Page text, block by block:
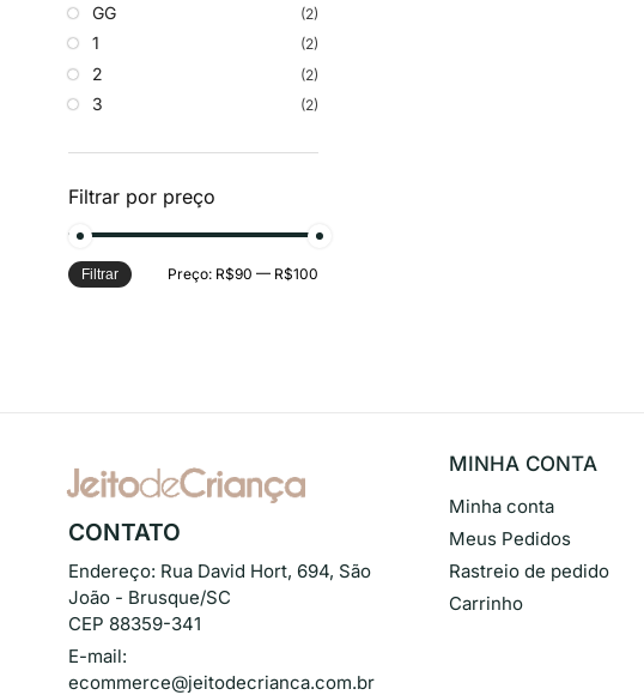
GG (2)
1 (2)
2 (2)
3 (2)
Filtrar por preço
Filtrar Preço: R$90 — R$100
CONTATO
Endereço: Rua David Hort, 694, São
João - Brusque/SC
CEP 88359-341
E-mail:
ecommerce@jeitodecrianca.com.br
MINHA CONTA
Minha conta
Meus Pedidos
Rastreio de pedido
Carrinho